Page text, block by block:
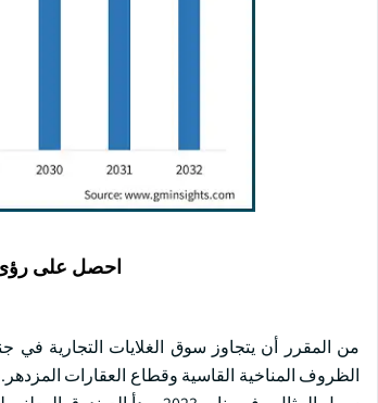
احصل على رؤى
الظروف المناخية القاسية وقطاع العقارات